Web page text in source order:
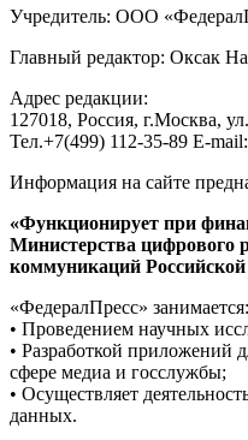
Учредитель: ООО
Главный редактор: Оксак
Адрес редакции:
127018, Россия, г.Москва,
Тел.+7(499) 112-35-89 E-
Информация на сайте
«Функционирует при
Министерства цифрового
коммуникаций
«ФедералПресс» занимается:
• Проведением научных
• Разработкой приложений
сфере медиа и госслужбы;
• Осуществляет
данных.